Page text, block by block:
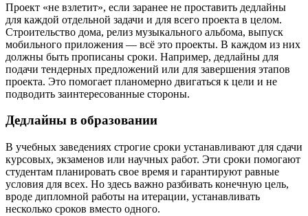
Проект «не взлетит», если заранее не проставить дедлайны
для каждой отдельной задачи и для всего проекта в целом.
Строительство дома, релиз музыкального альбома, выпуск
мобильного приложения — всё это проекты. В каждом из них
должны быть прописаны сроки. Например, дедлайны для
подачи тендерных предложений или для завершения этапов
проекта. Это помогает планомерно двигаться к цели и не
подводить заинтересованные стороны.
Дедлайны в образовании
В учебных заведениях строгие сроки устанавливают для сдачи
курсовых, экзаменов или научных работ. Эти сроки помогают
студентам планировать свое время и гарантируют равные
условия для всех. Но здесь важно разбивать конечную цель,
вроде дипломной работы на итерации, устанавливать
несколько сроков вместо одного.